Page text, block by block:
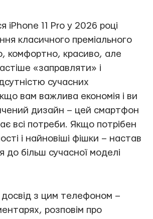
iPhone 11 Pro у 2026 році
класичного преміального
комфортно, красиво, але
«заправляти» і
сучасних
вам важлива економія і ви
дизайн – цей смартфон
всі потреби. Якщо потрібен
і найновіші фішки – настав
до більш сучасної моделі
з цим телефоном –
розповім про